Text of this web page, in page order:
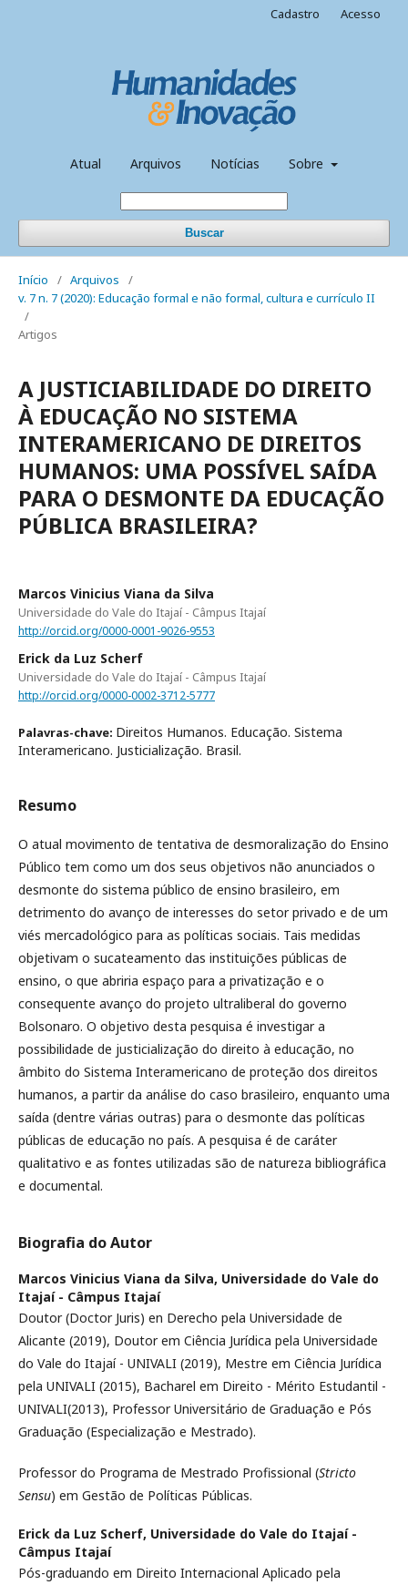
Atual Arquivos Notícias Sobre
Buscar
Cadastro Acesso
Início / Arquivos
/
v. 7 n. 7 (2020): Educação formal e não formal, cultura e currículo II
/
Artigos
A JUSTICIABILIDADE DO DIREITO
À EDUCAÇÃO NO SISTEMA
INTERAMERICANO DE DIREITOS
HUMANOS: UMA POSSÍVEL SAÍDA
PARA O DESMONTE DA EDUCAÇÃO
PÚBLICA BRASILEIRA?
Marcos Vinicius Viana da Silva
Universidade do Vale do Itajaí - Câmpus Itajaí
http://orcid.org/0000-0001-9026-9553
Erick da Luz Scherf
Universidade do Vale do Itajaí - Câmpus Itajaí
http://orcid.org/0000-0002-3712-5777
Palavras-chave: Direitos Humanos. Educação. Sistema
Interamericano. Justicialização. Brasil.
Resumo
O atual movimento de tentativa de desmoralização do Ensino
Público tem como um dos seus objetivos não anunciados o
desmonte do sistema público de ensino brasileiro, em
detrimento do avanço de interesses do setor privado e de um
viés mercadológico para as políticas sociais. Tais medidas
objetivam o sucateamento das instituições públicas de
ensino, o que abriria espaço para a privatização e o
consequente avanço do projeto ultraliberal do governo
Bolsonaro. O objetivo desta pesquisa é investigar a
possibilidade de justicialização do direito à educação, no
âmbito do Sistema Interamericano de proteção dos direitos
humanos, a partir da análise do caso brasileiro, enquanto uma
saída (dentre várias outras) para o desmonte das políticas
públicas de educação no país. A pesquisa é de caráter
qualitativo e as fontes utilizadas são de natureza bibliográfica
e documental.
Biografia do Autor
Marcos Vinicius Viana da Silva, Universidade do Vale do
Itajaí - Câmpus Itajaí
Doutor (Doctor Juris) en Derecho pela Universidade de
Alicante (2019), Doutor em Ciência Jurídica pela Universidade
do Vale do Itajaí - UNIVALI (2019), Mestre em Ciência Jurídica
pela UNIVALI (2015), Bacharel em Direito - Mérito Estudantil -
UNIVALI(2013), Professor Universitário de Graduação e Pós
Graduação (Especialização e Mestrado).
Professor do Programa de Mestrado Profissional (Stricto
Sensu) em Gestão de Políticas Públicas.
Erick da Luz Scherf, Universidade do Vale do Itajaí -
Câmpus Itajaí
Pós-graduando em Direito Internacional Aplicado pela